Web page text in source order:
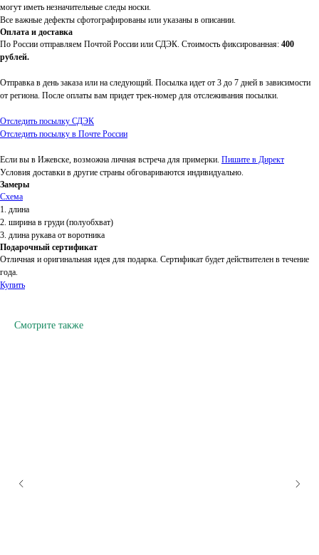
могут иметь незначительные следы носки.
Все важные дефекты сфотографированы или указаны в описании.
Оплата и доставка
По России отправляем Почтой России или СДЭК. Стоимость фиксированная: 400
рублей.
Отправка в день заказа или на следующий. Посылка идет от 3 до 7 дней в зависимости
от региона. После оплаты вам придет трек-номер для отслеживания посылки.
Отследить посылку СДЭК
Отследить посылку в Почте России
Если вы в Ижевске, возможна личная встреча для примерки. Пишите в Директ
Условия доставки в другие страны обговариваются индивидуально.
Замеры
Схема
1. длина
2. ширина в груди (полуобхват)
3. длина рукава от воротника
Подарочный сертификат
Отличная и оригинальная идея для подарка. Сертификат будет действителен в течение
года.
Купить
Смотрите также